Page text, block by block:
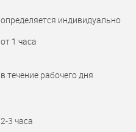
определяется индивидуально
от 1 часа
в течение рабочего дня
2-3 часа